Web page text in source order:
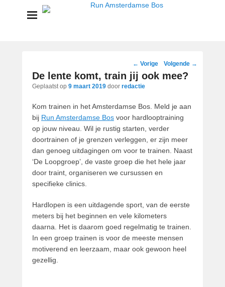
Bericht
navigatie
← Vorige Volgende →
De lente komt, train jij ook mee?
Geplaatst op 9 maart 2019 door redactie
Kom trainen in het Amsterdamse Bos. Meld je aan
bij Run Amsterdamse Bos voor hardlooptraining
op jouw niveau. Wil je rustig starten, verder
doortrainen of je grenzen verleggen, er zijn meer
dan genoeg uitdagingen om voor te trainen. Naast
‘De Loopgroep’, de vaste groep die het hele jaar
door traint, organiseren we cursussen en
specifieke clinics.
Hardlopen is een uitdagende sport, van de eerste
meters bij het beginnen en vele kilometers
daarna. Het is daarom goed regelmatig te trainen.
In een groep trainen is voor de meeste mensen
motiverend en leerzaam, maar ook gewoon heel
gezellig.